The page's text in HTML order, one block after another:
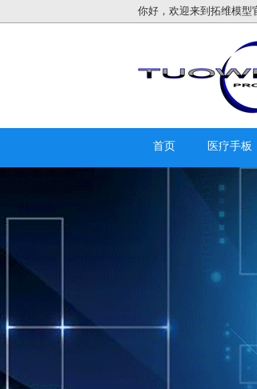
你好，欢迎来到拓维模型
首页 医疗手板